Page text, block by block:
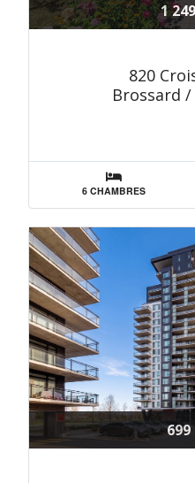
1
820
Brossard
6 CHAMBRES
699